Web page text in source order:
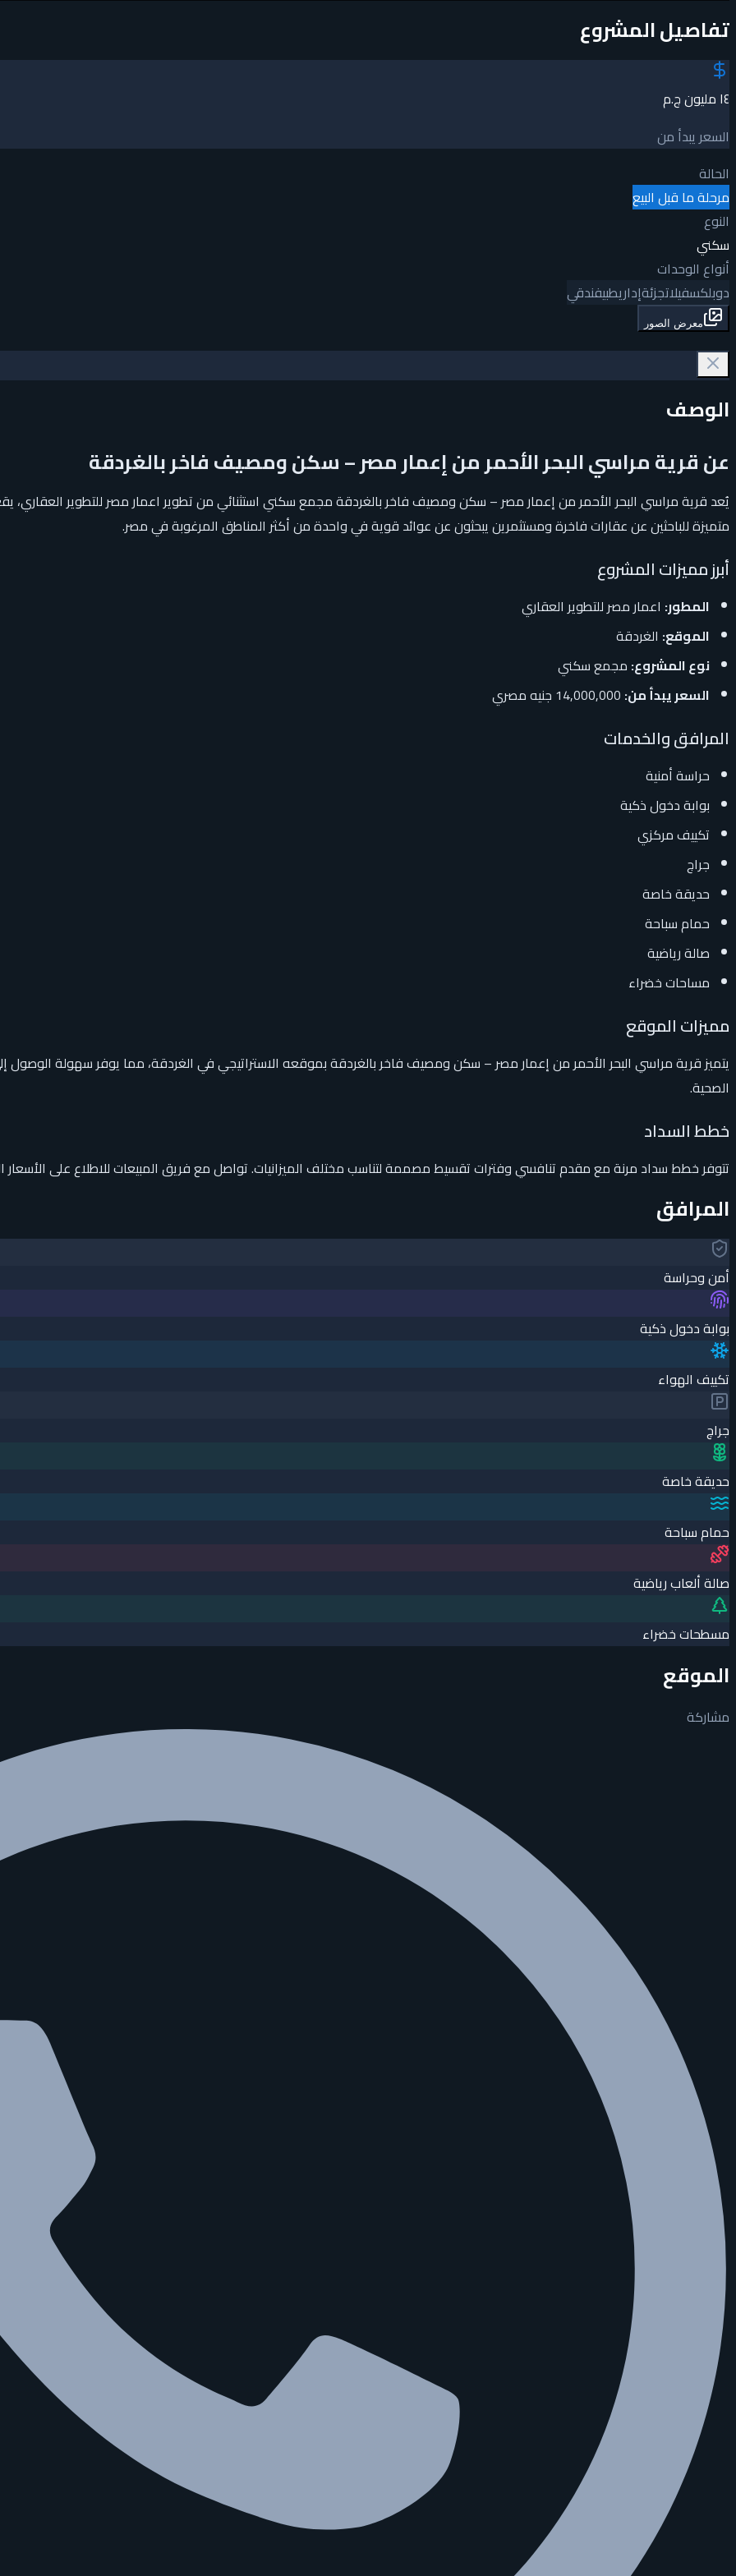
تفاصيل المشروع
١٤ مليون ج.م
السعر يبدأ من
الحالة
مرحلة ما قبل البيع
النوع
سكني
أنواع الوحدات
دوبلكسفيلاتجزئةإداريطبيفندقي
معرض الصور
الوصف
عن قرية مراسي البحر الأحمر من إعمار مصر – سكن ومصيف فاخر بالغردقة
يُعد قرية مراسي البحر الأحمر من إعمار مصر – سكن ومصيف فاخر بالغردقة مجمع سكني استثنائي من تطوير اعمار مصر للتطوير
متميزة للباحثين عن عقارات فاخرة ومستثمرين يبحثون عن عوائد قوية في واحدة من أكثر المناطق المرغوبة في مصر.
أبرز مميزات المشروع
المطور: اعمار مصر للتطوير العقاري
الموقع: الغردقة
نوع المشروع: مجمع سكني
السعر يبدأ من:
المرافق والخدمات
حراسة أمنية
بوابة دخول ذكية
تكييف مركزي
جراج
حديقة خاصة
حمام سباحة
صالة رياضية
مساحات خضراء
مميزات الموقع
يتميز قرية مراسي البحر الأحمر من إعمار مصر – سكن ومصيف فاخر بالغردقة بموقعه الاستراتيجي في الغردقة، مما يوفر سهولة الوصول
الصحية.
خطط السداد
تتوفر خطط سداد مرنة مع مقدم تنافسي وفترات تقسيط مصممة لتناسب مختلف الميزانيات. تواصل مع فريق المبيعات للاطلاع على الأسعار
المرافق
أمن وحراسة
بوابة دخول ذكية
تكييف الهواء
جراچ
حديقة خاصة
حمام سباحة
صالة ألعاب رياضية
مسطحات خضراء
الموقع
مشاركة